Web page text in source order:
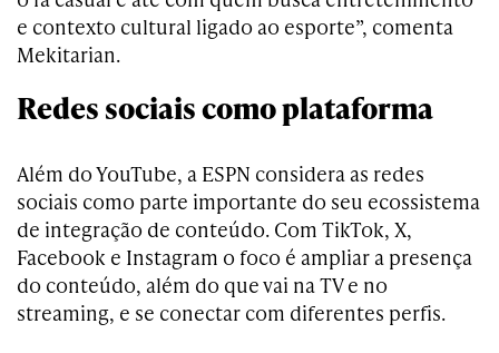
e contexto cultural ligado ao esporte”, comenta
Mekitarian.
Redes sociais como plataforma
Além do YouTube, a ESPN considera as redes
sociais como parte importante do seu ecossistema
de integração de conteúdo. Com TikTok, X,
Facebook e Instagram o foco é ampliar a presença
do conteúdo, além do que vai na TV e no
streaming, e se conectar com diferentes perfis.